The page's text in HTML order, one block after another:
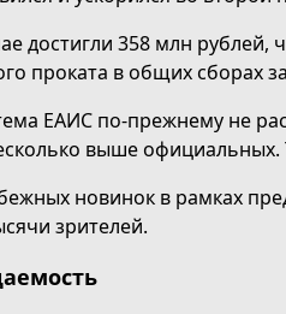
достигли 358 млн рублей,
проката в общих сборах
ЕАИС по-прежнему не
выше
новинок в рамках
зрителей.